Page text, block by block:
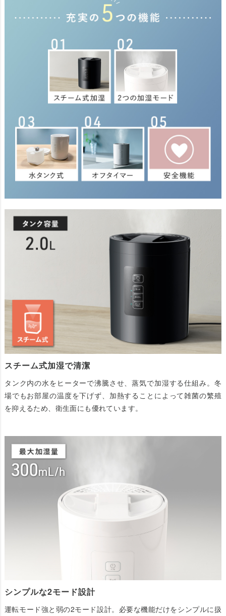
スチーム式加湿で清潔
タンク内の水をヒーターで沸騰させ、蒸気で加湿する仕組み。冬
場でもお部屋の温度を下げず、加熱することによって雑菌の繁殖
を抑えるため、衛生面にも優れています。
シンプルな2モード設計
運転モード強と弱の2モード設計。必要な機能だけをシンプルに扱